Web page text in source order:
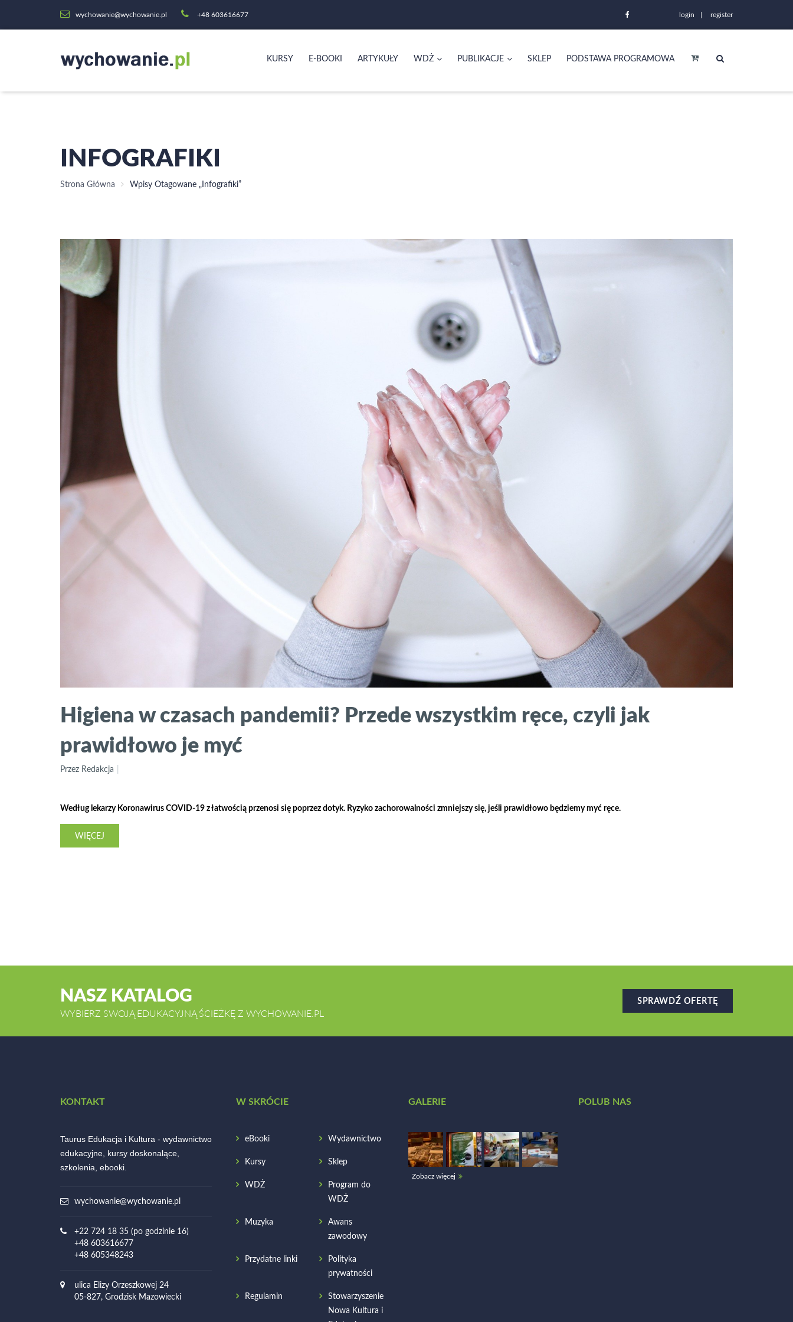
wychowanie@wychowanie.pl +48 603616677 login register
KURSY E-BOOKI ARTYKUŁY WDŻ PUBLIKACJE SKLEP PODSTAWA PROGRAMOWA
INFOGRAFIKI
Strona Główna Wpisy Otagowane „infografiki”
Higiena w czasach pandemii? Przede wszystkim ręce, czyli jak
prawidłowo je myć
Przez Redakcja
Według lekarzy Koronawirus COVID-19 z łatwością przenosi się poprzez dotyk. Ryzyko zachorowalności zmniejszy się, jeśli prawidłowo będziemy myć ręce.
WIĘCEJ
NASZ KATALOG
WYBIERZ SWOJĄ EDUKACYJNĄ ŚCIEŻKĘ Z WYCHOWANIE.PL
SPRAWDŹ OFERTĘ
KONTAKT
Taurus Edukacja i Kultura - wydawnictwo
edukacyjne, kursy doskonalące,
szkolenia, ebooki.
wychowanie@wychowanie.pl
+22 724 18 35 (po godzinie 16)
+48 603616677
+48 605348243
ulica Elizy Orzeszkowej 24
05-827, Grodzisk Mazowiecki
W SKRÓCIE
eBooki Wydawnictwo
Kursy Sklep
WDŻ
Program do
WDŻ
Muzyka
Awans
zawodowy
Przydatne linki
Polityka
prywatności
Regulamin
Stowarzyszenie
Nowa Kultura i
GALERIE
Zobacz więcej
POLUB NAS